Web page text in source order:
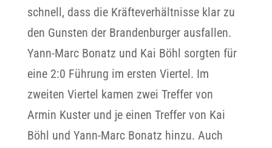
schnell, dass die Kräfteverhältnisse klar zu
den Gunsten der Brandenburger ausfallen.
Yann-Marc Bonatz und Kai Böhl sorgten für
eine 2:0 Führung im ersten Viertel. Im
zweiten Viertel kamen zwei Treffer von
Armin Kuster und je einen Treffer von Kai
Böhl und Yann-Marc Bonatz hinzu. Auch